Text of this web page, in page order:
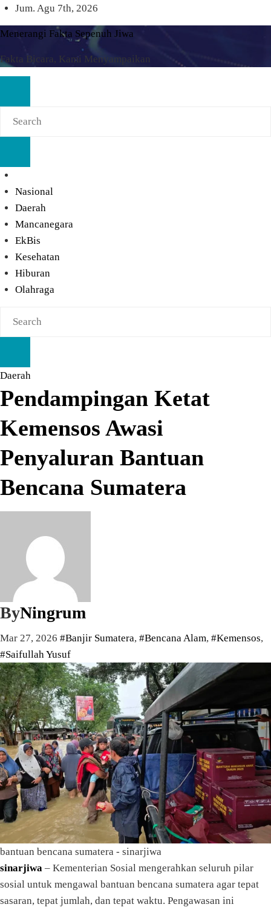
Skip
to
content
Jum. Agu 7th, 2026
Menerangi Fakta Sepenuh Jiwa
Fakta Bicara, Kami Menyampaikan
Nasional
Daerah
Mancanegara
EkBis
Kesehatan
Hiburan
Olahraga
Daerah
Pendampingan Ketat
Kemensos Awasi
Penyaluran Bantuan
Bencana Sumatera
ByNingrum
Mar 27, 2026 #Banjir Sumatera, #Bencana Alam, #Kemensos,
#Saifullah Yusuf
bantuan bencana sumatera - sinarjiwa
sinarjiwa – Kementerian Sosial mengerahkan seluruh pilar
sosial untuk mengawal bantuan bencana sumatera agar tepat
sasaran, tepat jumlah, dan tepat waktu. Pengawasan ini